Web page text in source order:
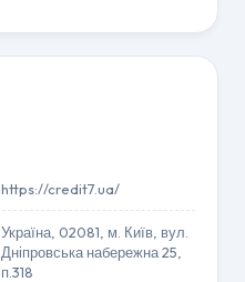
https://credit7.ua/
Україна, 02081, м. Київ, вул.
Дніпровська набережна 25,
п.318